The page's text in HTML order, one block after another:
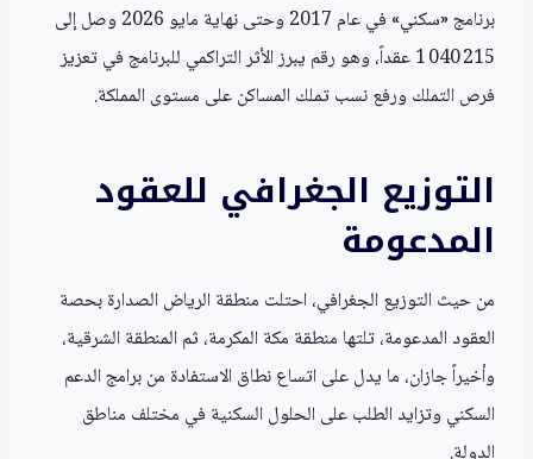
برنامج «سكني» في عام 2017 وحتى نهاية مايو 2026 وصل إلى
1 040 215 عقداً، وهو رقم يبرز الأثر التراكمي للبرنامج في تعزيز
فرص التملك ورفع نسب تملك المساكن على مستوى المملكة.
التوزيع الجغرافي للعقود
المدعومة
من حيث التوزيع الجغرافي، احتلت منطقة الرياض الصدارة بحصة
العقود المدعومة، تلتها منطقة مكة المكرمة، ثم المنطقة الشرقية،
وأخيراً جازان، ما يدل على اتساع نطاق الاستفادة من برامج الدعم
السكني وتزايد الطلب على الحلول السكنية في مختلف مناطق